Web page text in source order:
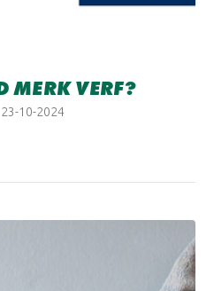
MERK VERF?
23-10-2024